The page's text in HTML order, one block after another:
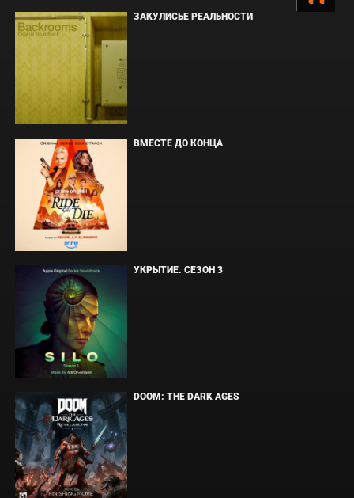
ЗАКУЛИСЬЕ РЕАЛЬНОСТИ
ВМЕСТЕ ДО КОНЦА
УКРЫТИЕ. СЕЗОН 3
DOOM: THE DARK AGES